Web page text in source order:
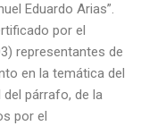
Eduardo Arias”.
por el
representantes de
en la temática del
párrafo, de la
por el